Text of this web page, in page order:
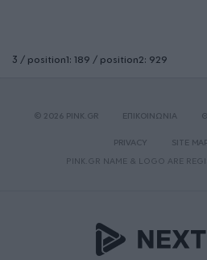
3 / position1: 189 / position2: 929
© 2026 PINK.GR ΕΠΙΚΟΙΝΩΝΙΑ
PRIVACY SITE
PINK.GR NAME & LOGO ARE